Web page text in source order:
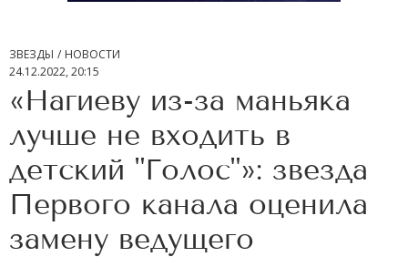
ЗВЕЗДЫ
НОВОСТИ
24.12.2022, 20:15
«Нагиеву из-за маньяка
лучше не входить в
детский "Голос"»: звезда
Первого канала оценила
замену ведущего